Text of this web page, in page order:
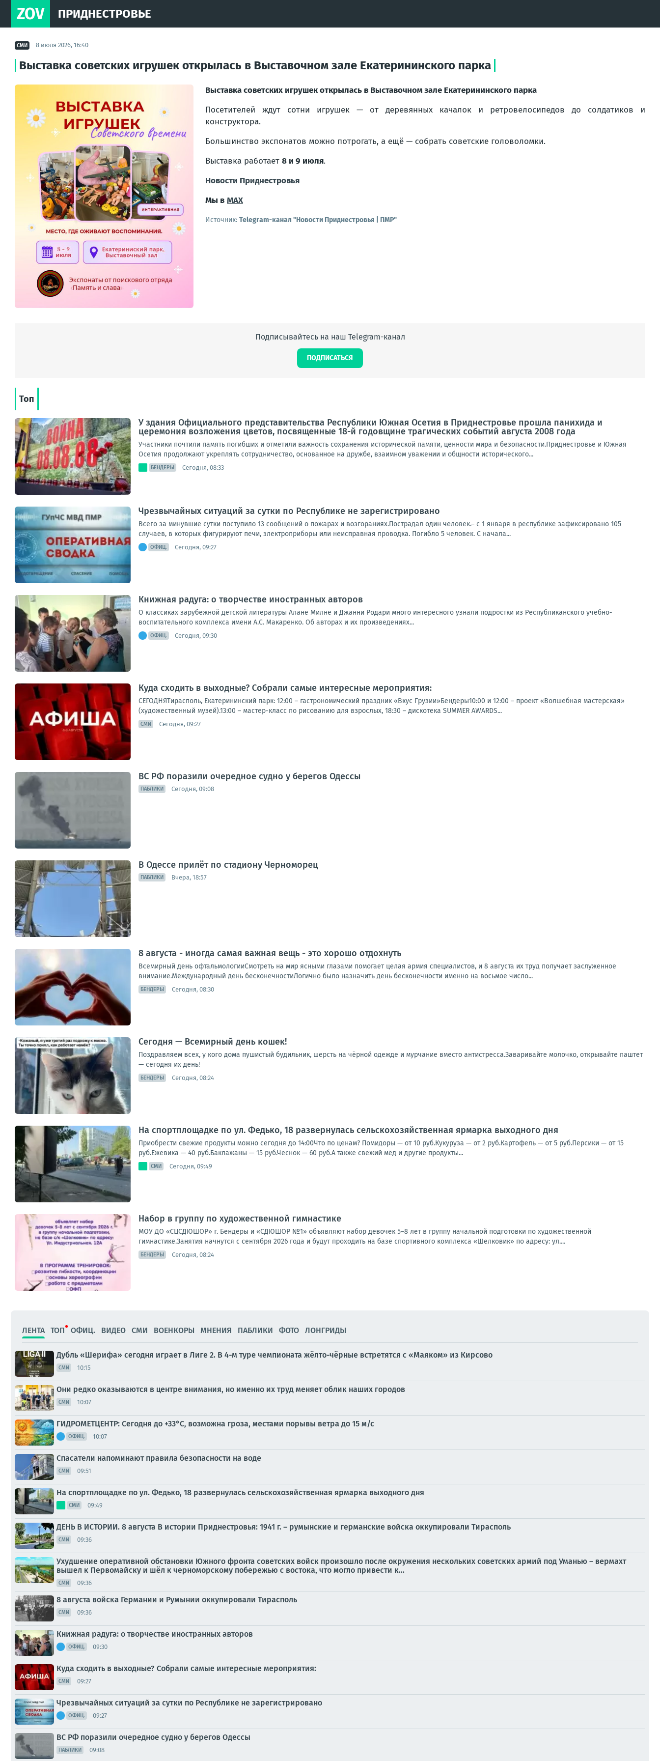
ZOV ПРИДНЕСТРОВЬЕ
СМИ 8 июля 2026, 16:40
Выставка советских игрушек открылась в Выставочном зале Екатерининского парка
Выставка советских игрушек открылась в Выставочном зале Екатерининского парка
Посетителей ждут сотни игрушек — от деревянных качалок и ретровелосипедов до солдатиков и
конструктора.
Большинство экспонатов можно потрогать, а ещё — собрать советские головоломки.
Выставка работает 8 и 9 июля.
Новости Приднестровья
Мы в MAX
Источник: Telegram-канал "Новости Приднестровья | ПМР"
Подписывайтесь на наш Telegram-канал
ПОДПИСАТЬСЯ
Топ
У здания Официального представительства Республики Южная Осетия в Приднестровье прошла панихида и
церемония возложения цветов, посвященные 18-й годовщине трагических событий августа 2008 года
Участники почтили память погибших и отметили важность сохранения исторической памяти, ценности мира и безопасности.Приднестровье и Южная
Осетия продолжают укреплять сотрудничество, основанное на дружбе, взаимном уважении и общности исторического...
БЕНДЕРЫ Сегодня, 08:33
Чрезвычайных ситуаций за сутки по Республике не зарегистрировано
Всего за минувшие сутки поступило 13 сообщений о пожарах и возгораниях.Пострадал один человек.– с 1 января в республике зафиксировано 105
случаев, в которых фигурируют печи, электроприборы или неисправная проводка. Погибло 5 человек. С начала...
ОФИЦ. Сегодня, 09:27
Книжная радуга: о творчестве иностранных авторов
О классиках зарубежной детской литературы Алане Милне и Джанни Родари много интересного узнали подростки из Республиканского учебно-
воспитательного комплекса имени А.С. Макаренко. Об авторах и их произведениях...
ОФИЦ. Сегодня, 09:30
Куда сходить в выходные? Собрали самые интересные мероприятия:
СЕГОДНЯТирасполь, Екатерининский парк: 12:00 – гастрономический праздник «Вкус Грузии»Бендеры10:00 и 12:00 – проект «Волшебная мастерская»
(художественный музей).13:00 – мастер-класс по рисованию для взрослых, 18:30 – дискотека SUMMER AWARDS...
СМИ Сегодня, 09:27
ВС РФ поразили очередное судно у берегов Одессы
ПАБЛИКИ Сегодня, 09:08
В Одессе прилёт по стадиону Черноморец
ПАБЛИКИ Вчера, 18:57
8 августа - иногда самая важная вещь - это хорошо отдохнуть
Всемирный день офтальмологииСмотреть на мир ясными глазами помогает целая армия специалистов, и 8 августа их труд получает заслуженное
внимание.Международный день бесконечностиЛогично было назначить день бесконечности именно на восьмое число...
БЕНДЕРЫ Сегодня, 08:30
Сегодня — Всемирный день кошек!
Поздравляем всех, у кого дома пушистый будильник, шерсть на чёрной одежде и мурчание вместо антистресса.Заваривайте молочко, открывайте паштет
— сегодня их день!
БЕНДЕРЫ Сегодня, 08:24
На спортплощадке по ул. Федько, 18 развернулась сельскохозяйственная ярмарка выходного дня
Приобрести свежие продукты можно сегодня до 14:00Что по ценам? Помидоры — от 10 руб.Кукуруза — от 2 руб.Картофель — от 5 руб.Персики — от 15
руб.Ежевика — 40 руб.Баклажаны — 15 руб.Чеснок — 60 руб.А также свежий мёд и другие продукты...
СМИ Сегодня, 09:49
Набор в группу по художественной гимнастике
МОУ ДО «СЦСДЮШОР» г. Бендеры и «СДЮШОР №1» объявляют набор девочек 5–8 лет в группу начальной подготовки по художественной
гимнастике.Занятия начнутся с сентября 2026 года и будут проходить на базе спортивного комплекса «Шелковик» по адресу: ул....
БЕНДЕРЫ Сегодня, 08:24
ЛЕНТА ТОП ОФИЦ. ВИДЕО СМИ ВОЕНКОРЫ МНЕНИЯ ПАБЛИКИ ФОТО ЛОНГРИДЫ
Дубль «Шерифа» сегодня играет в Лиге 2. В 4-м туре чемпионата жёлто-чёрные встретятся с «Маяком» из Кирсово
СМИ 10:15
Они редко оказываются в центре внимания, но именно их труд меняет облик наших городов
СМИ 10:07
ГИДРОМЕТЦЕНТР: Сегодня до +33°С, возможна гроза, местами порывы ветра до 15 м/с
ОФИЦ. 10:07
Спасатели напоминают правила безопасности на воде
СМИ 09:51
На спортплощадке по ул. Федько, 18 развернулась сельскохозяйственная ярмарка выходного дня
СМИ 09:49
ДЕНЬ В ИСТОРИИ. 8 августа В истории Приднестровья: 1941 г. – румынские и германские войска оккупировали Тирасполь
СМИ 09:36
Ухудшение оперативной обстановки Южного фронта советских войск произошло после окружения нескольких советских армий под Уманью – вермахт
вышел к Первомайску и шёл к черноморскому побережью с востока, что могло привести к...
СМИ 09:36
8 августа войска Германии и Румынии оккупировали Тирасполь
СМИ 09:36
Книжная радуга: о творчестве иностранных авторов
ОФИЦ. 09:30
Куда сходить в выходные? Собрали самые интересные мероприятия:
СМИ 09:27
Чрезвычайных ситуаций за сутки по Республике не зарегистрировано
ОФИЦ. 09:27
ВС РФ поразили очередное судно у берегов Одессы
ПАБЛИКИ 09:08